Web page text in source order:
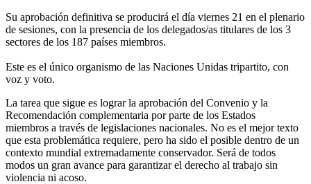
Su aprobación definitiva se producirá el día viernes 21 en el plenario
de sesiones, con la presencia de los delegados/as titulares de los 3
sectores de los 187 países miembros.
Este es el único organismo de las Naciones Unidas tripartito, con
voz y voto.
La tarea que sigue es lograr la aprobación del Convenio y la
Recomendación complementaria por parte de los Estados
miembros a través de legislaciones nacionales. No es el mejor texto
que esta problemática requiere, pero ha sido el posible dentro de un
contexto mundial extremadamente conservador. Será de todos
modos un gran avance para garantizar el derecho al trabajo sin
violencia ni acoso.